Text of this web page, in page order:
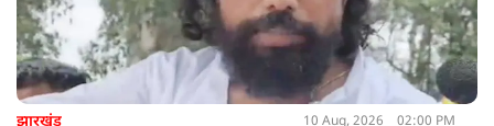
झारखंड 10 Aug, 2026 02:00 PM